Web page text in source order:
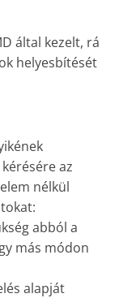
által kezelt, rá
helyesbítését
az
nélkül
abból a
más módon
alapját